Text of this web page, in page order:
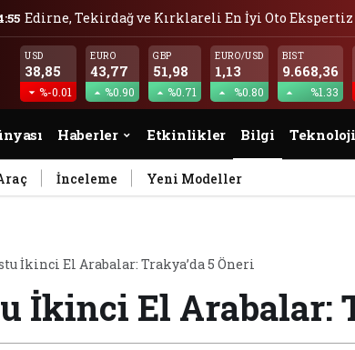
Edirne, Tekirdağ ve Kırklareli En İyi Oto
USD
38,85
%-0.01
EURO
43,77
%0.90
GBP
51,98
%0.71
EURO/USD
1,13
%0.80
BIST
9.668,36
%1.33
Haberler Etkinlikler Bilgi Teknoloji
İnceleme Yeni Modeller
İkinci El Arabalar: Trakya’da 5 Öneri
İkinci El Arabalar: